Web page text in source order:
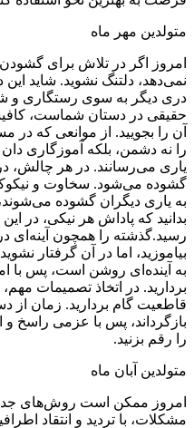
متولدین مهر ماه
امروز اگر در تلاش برای
نمی‌دهد، دلتنگ نشوید. شاید
دری دیگر به سوی رستگاری و
حقیقی در دستان شماست،
آن را بجویید. از موانعی که در
را نه دشمن، بلکه آموزگاری
یاری می‌رسانند. در هر
گشوده می‌شود. سخاوت و
به یاری دیگران گشوده
بدانید که پاداش هر نیکی، در این
رسید.گذشته را همچون آینه‌ای
بیاموزید، اما در آن گرفتار
به آینده‌ای روشن است، پس با
بردارید. در اتخاذ تصمیمات
قاطعیت گام بردارید. زمان از
بازگرداند، پس با عزمی راسخ و
را رقم بزنید.
متولدین آبان ماه
امروز ممکن است روش‌های
مشکلات، با تردید و انتقاد